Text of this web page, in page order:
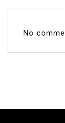
No